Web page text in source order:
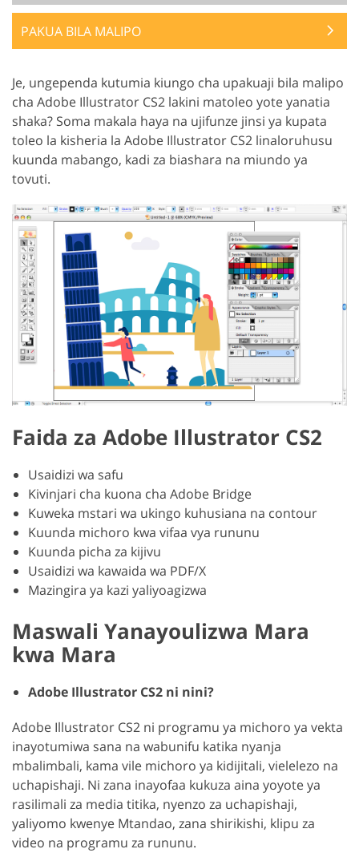
PAKUA BILA MALIPO
Je, ungependa kutumia kiungo cha upakuaji bila malipo
cha Adobe Illustrator CS2 lakini matoleo yote yanatia
shaka? Soma makala haya na ujifunze jinsi ya kupata
toleo la kisheria la Adobe Illustrator CS2 linaloruhusu
kuunda mabango, kadi za biashara na miundo ya
tovuti.
Faida za Adobe Illustrator CS2
Usaidizi wa safu
Kivinjari cha kuona cha Adobe Bridge
Kuweka mstari wa ukingo kuhusiana na contour
Kuunda michoro kwa vifaa vya rununu
Kuunda picha za kijivu
Usaidizi wa kawaida wa PDF/X
Mazingira ya kazi yaliyoagizwa
Maswali Yanayoulizwa Mara
kwa Mara
Adobe Illustrator CS2 ni nini?
Adobe Illustrator CS2 ni programu ya michoro ya vekta
inayotumiwa sana na wabunifu katika nyanja
mbalimbali, kama vile michoro ya kidijitali, vielelezo na
uchapishaji. Ni zana inayofaa kukuza aina yoyote ya
rasilimali za media titika, nyenzo za uchapishaji,
yaliyomo kwenye Mtandao, zana shirikishi, klipu za
video na programu za rununu.